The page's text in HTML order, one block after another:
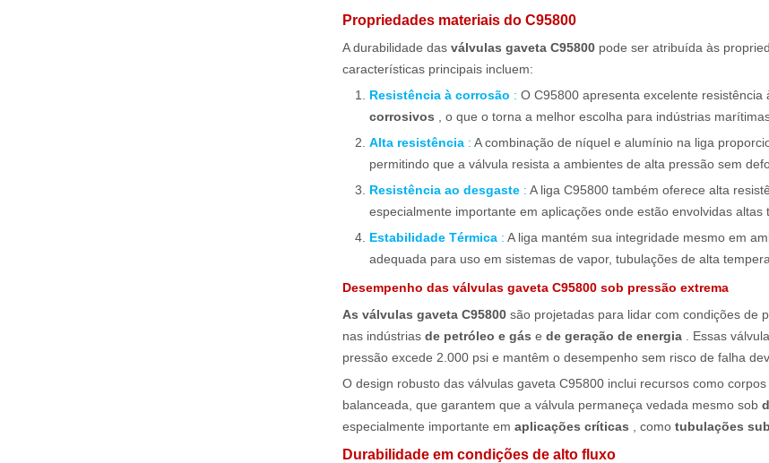
Propriedades materiais do C95800
A durabilidade das válvulas gaveta C95800 pode ser atribuída às
características principais incluem:
Resistência à corrosão : O C95800 apresenta excelente resistência
corrosivos
, o que o torna a melhor escolha para indústrias
Alta resistência : A combinação de níquel e alumínio na liga
permitindo que a válvula resista a ambientes de alta pressão sem
Resistência ao desgaste : A liga C95800 também oferece alta
especialmente importante em aplicações onde estão envolvidas altas
Estabilidade Térmica : A liga mantém sua integridade mesmo em
adequada para uso em sistemas de vapor, tubulações de alta
Desempenho das válvulas gaveta C95800 sob pressão extrema
As válvulas gaveta C95800 são projetadas para lidar com condições de
nas indústrias de petróleo e gás e de geração de energia
. Essas
pressão excede 2.000 psi e mantêm o desempenho sem risco de falha
O design robusto das válvulas gaveta C95800 inclui recursos como
balanceada, que garantem que a válvula permaneça vedada mesmo sob
especialmente importante em aplicações críticas , como tubulações
Durabilidade em condições de alto fluxo